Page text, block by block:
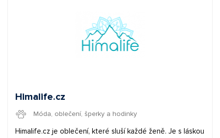
Himalife.cz
Móda, oblečení, šperky a hodinky
Himalife.cz je oblečení, které sluší každé ženě. Je s láskou